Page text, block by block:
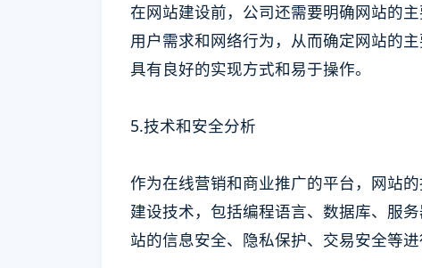
在网站建设前，公司还需要明确网站的
用户需求和网络行为，从而确定网站的
具有良好的实现方式和易于操作。
5.技术和安全分析
作为在线营销和商业推广的平台，网站
建设技术，包括编程语言、数据库、服
站的信息安全、隐私保护、交易安全等